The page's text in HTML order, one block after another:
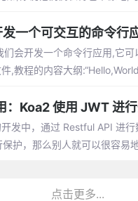
一个可交互的命令行
们会开发一个命令行应用,它可
,教程的内容大纲
外：Koa2 使用 JWT 进
发中，通过 Restful API 进
护，那么别人就可以很容易
点击更多...